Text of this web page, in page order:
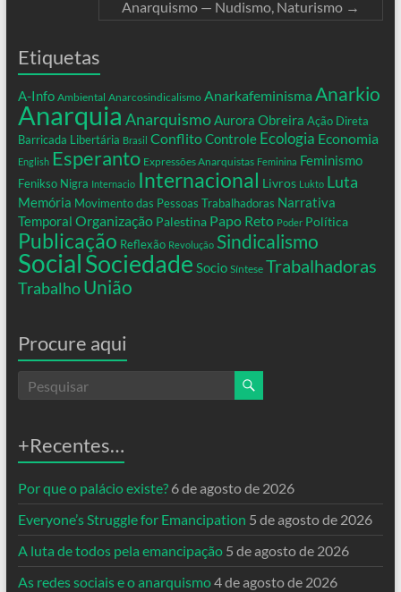
Anarquismo — Nudismo, Naturismo →
Etiquetas
A-Info Ambiental Anarcosindicalismo Anarkafeminisma Anarkio
Anarquia AnarquismoAurora Obreira Ação Direta
Barricada Libertária Brasil ConflitoControle Ecologia Economia
English Esperanto Expressões Anarquistas Feminina Feminismo
Fenikso Nigra Internacio Internacional Livros Lukto Luta
Memória Movimento das Pessoas Trabalhadoras Narrativa
Temporal Organização Palestina Papo Reto Poder Política
Publicação Reflexão Revolução Sindicalismo
SocialSociedade Socio Síntese Trabalhadoras
Trabalho União
Procure aqui
+Recentes…
Por que o palácio existe? 6 de agosto de 2026
Everyone’s Struggle for Emancipation 5 de agosto de 2026
A luta de todos pela emancipação 5 de agosto de 2026
As redes sociais e o anarquismo4 de agosto de 2026